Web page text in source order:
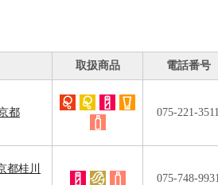
取扱商品 電話番号
都 075-221-3511
都桂川
075-748-